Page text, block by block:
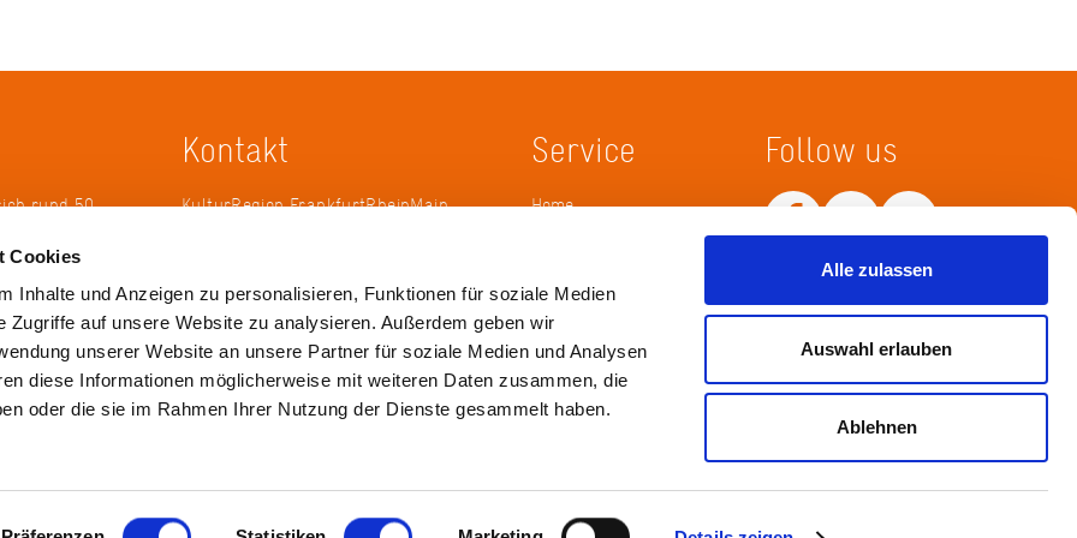
Cookies
Inhalte und Anzeigen zu personalisieren, Funktionen für soziale Medien
Zugriffe auf unsere Website zu analysieren. Außerdem geben wir
unserer Website an unsere Partner für soziale Medien und Analysen
diese Informationen möglicherweise mit weiteren Daten zusammen, die
oder die sie im Rahmen Ihrer Nutzung der Dienste gesammelt haben.
Alle zulassen
Auswahl erlauben
Ablehnen
rund 50
2005 die
zu
Kontakt
KulturRegion FrankfurtRheinMain
Tel.: +49 69 2577-1700
Fax: +49 69 2577-1750
E-Mail:info@krfrm.de
Service
Home
Follow us
Netiquette
Impressum Datenschutz / Haftungsausschluß